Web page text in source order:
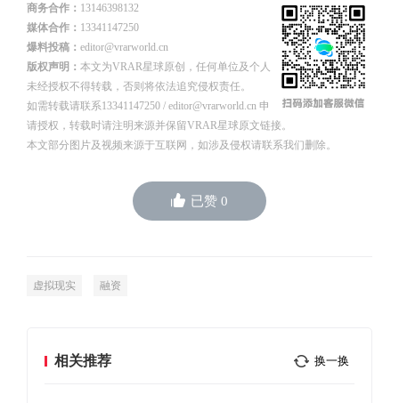
商务合作： 13146398132
媒体合作： 13341147250
爆料投稿： editor@vrarworld.cn
版权声明： 本文为VRAR星球原创，任何单位及个人
未经授权不得转载，否则将依法追究侵权责任。
如需转载请联系13341147250 / editor@vrarworld.cn 申
请授权，转载时请注明来源并保留VRAR星球原文链接。
本文部分图片及视频来源于互联网，如涉及侵权请联系我们删除。
已赞 0
虚拟现实 融资
相关推荐 换一换